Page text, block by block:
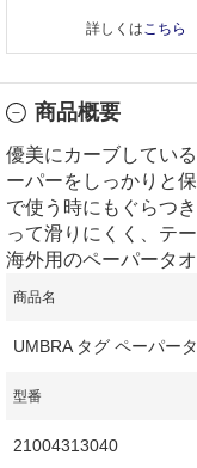
詳しくはこちら
商品概要
優美にカーブしてい
ーパーをしっかりと
で使う時にもぐらつ
って滑りにくく、テ
海外用のペーパータ
商品名
UMBRA タグ ペーパー
型番
21004313040